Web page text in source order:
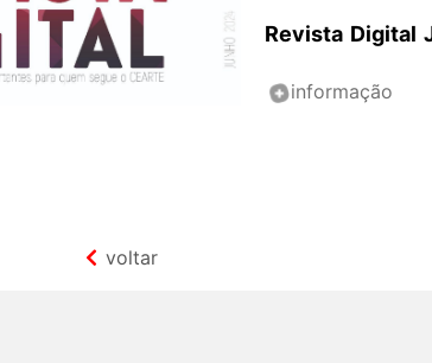
Revista Digital
informação
voltar